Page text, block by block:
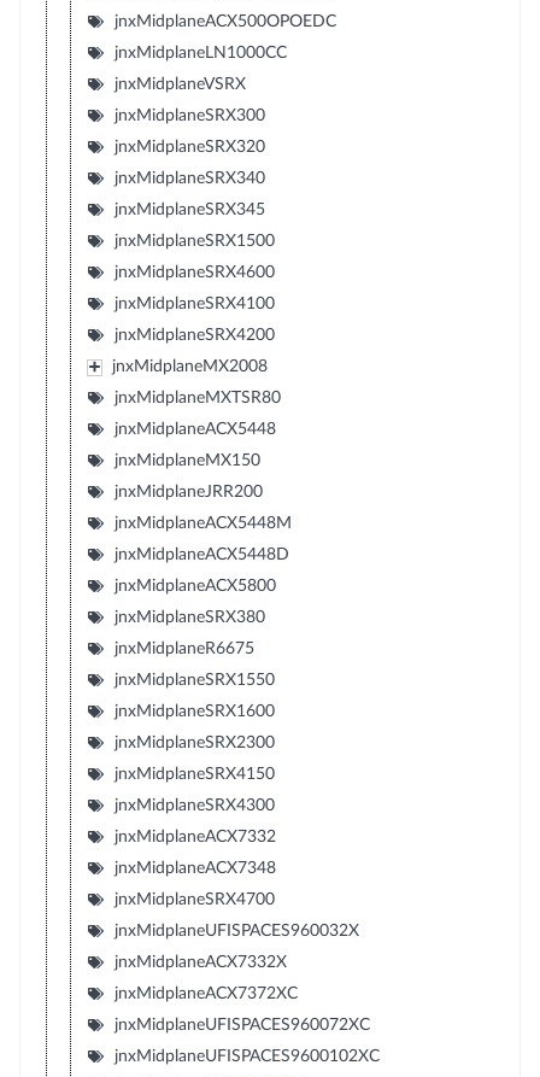
jnxMidplaneACX500OPOEDC
jnxMidplaneLN1000CC
jnxMidplaneVSRX
jnxMidplaneSRX300
jnxMidplaneSRX320
jnxMidplaneSRX340
jnxMidplaneSRX345
jnxMidplaneSRX1500
jnxMidplaneSRX4600
jnxMidplaneSRX4100
jnxMidplaneSRX4200
jnxMidplaneMX2008
jnxMidplaneMXTSR80
jnxMidplaneACX5448
jnxMidplaneMX150
jnxMidplaneJRR200
jnxMidplaneACX5448M
jnxMidplaneACX5448D
jnxMidplaneACX5800
jnxMidplaneSRX380
jnxMidplaneR6675
jnxMidplaneSRX1550
jnxMidplaneSRX1600
jnxMidplaneSRX2300
jnxMidplaneSRX4150
jnxMidplaneSRX4300
jnxMidplaneACX7332
jnxMidplaneACX7348
jnxMidplaneSRX4700
jnxMidplaneUFISPACES960032X
jnxMidplaneACX7332X
jnxMidplaneACX7372XC
jnxMidplaneUFISPACES960072XC
jnxMidplaneUFISPACES9600102XC